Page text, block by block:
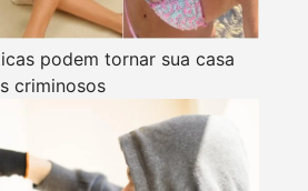
podem tornar sua casa
criminosos